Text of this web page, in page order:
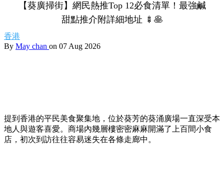
【葵廣掃街】網民熱推Top 12必食清單！最強鹹
甜點推介附詳細地址 🍢🥞
香港
By May chan on 07 Aug 2026
提到香港的平民美食聚集地，位於葵芳的葵涌廣場一直深受本
地人與遊客喜愛。商場內幾層樓密密麻麻開滿了上百間小食
店，初次到訪往往容易迷失在各條走廊中。